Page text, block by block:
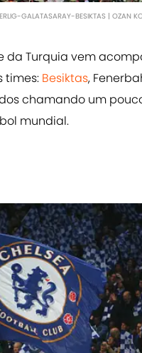
GALATASARAY-BESIKTAS | OZAN
da Turquia vem
times: Besiktas,
chamando um
mundial.